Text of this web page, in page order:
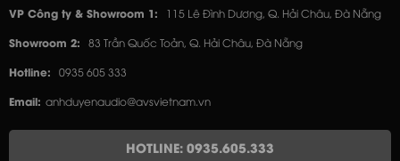
VP Công ty & Showroom 1: 115 Lê Đình Dương, Q. Hải Châu, Đà Nẵng
Showroom 2: 83 Trần Quốc Toản, Q. Hải Châu, Đà Nẵng
Hotline: 0935 605 333
Email: anhduyenaudio@avsvietnam.vn
HOTLINE: 0935.605.333